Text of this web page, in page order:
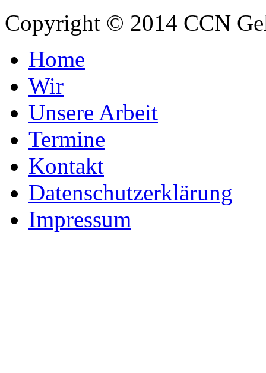
Copyright © 2014 CCN
Home
Wir
Unsere Arbeit
Termine
Kontakt
Datenschutzerklärung
Impressum